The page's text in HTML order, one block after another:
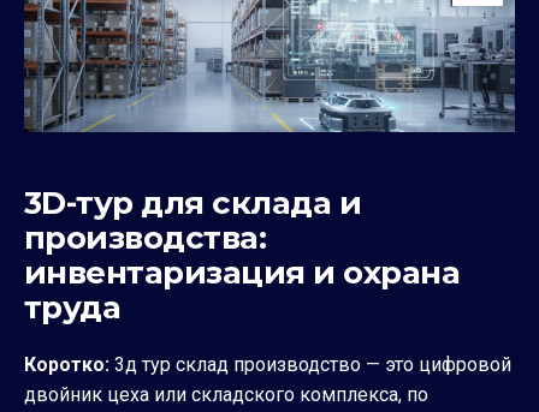
3D-тур для склада и
производства:
инвентаризация и охрана
труда
Коротко: 3д тур склад производство — это цифровой
двойник цеха или складского комплекса, по